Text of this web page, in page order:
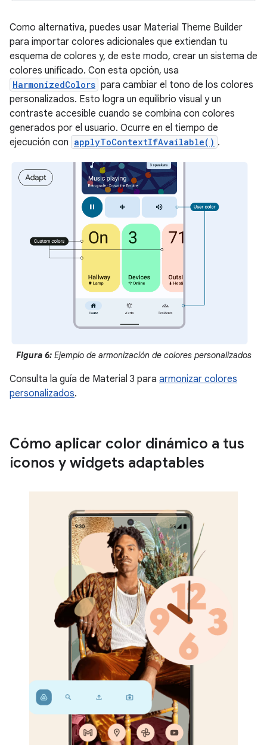
Como alternativa, puedes usar Material Theme Builder
para importar colores adicionales que extiendan tu
esquema de colores y, de este modo, crear un sistema de
colores unificado. Con esta opción, usa
HarmonizedColors para cambiar el tono de los colores
personalizados. Esto logra un equilibrio visual y un
contraste accesible cuando se combina con colores
generados por el usuario. Ocurre en el tiempo de
ejecución con applyToContextIfAvailable() .
Figura 6: Ejemplo de armonización de colores personalizados
Consulta la guía de Material 3 para armonizar colores
personalizados.
Cómo aplicar color dinámico a tus
íconos y widgets adaptables